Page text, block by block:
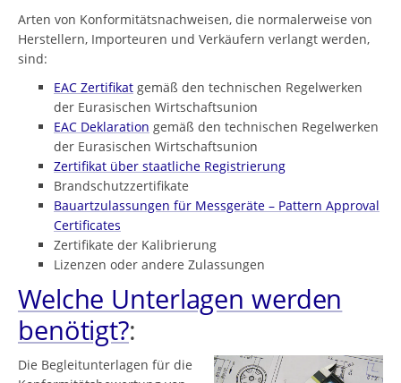
Arten von Konformitätsnachweisen, die normalerweise von
Herstellern, Importeuren und Verkäufern verlangt werden,
sind:
EAC Zertifikat gemäß den technischen Regelwerken
der Eurasischen Wirtschaftsunion
EAC Deklaration gemäß den technischen Regelwerken
der Eurasischen Wirtschaftsunion
Zertifikat über staatliche Registrierung
Brandschutzzertifikate
Bauartzulassungen für Messgeräte – Pattern Approval
Certificates
Zertifikate der Kalibrierung
Lizenzen oder andere Zulassungen
Welche Unterlagen werden
benötigt?:
Die Begleitunterlagen für die